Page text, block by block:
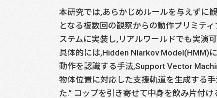
本研究では,あらかじめルールを与えずに
となる複数回の観察からの動作プリミテ
ステムに実装し,リアルワールドでも実演
具体的には,Hidden Nlarkov Model(HMM)
動作を認識する手法,Support Vector
物体位置に対応した支援軌道を生成する
た.“ コップを引き寄せて中身を飲み片付